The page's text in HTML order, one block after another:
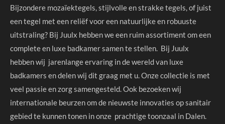
Bijzondere mozaïektegels, stijlvolle en strakke tegels, of juist
een tegel met een reliëf voor een natuurlijke en robuuste
uitstraling? Bij Juulx hebben we een ruim assortiment om een
complete en luxe badkamer samen te stellen. Bij Juulx
hebben wij jarenlange ervaring in de wereld van luxe
badkamers en delen wij dit graag met u. Onze collectie is met
veel passie en zorg samengesteld. Ook bezoeken wij
internationale beurzen om de nieuwste innovaties op sanitair
gebied te kunnen tonen in onze prachtige toonzaal in Dalen.